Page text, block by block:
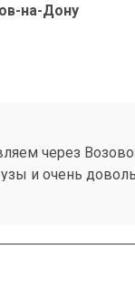
на-Дону
через
и очень
заслуживает